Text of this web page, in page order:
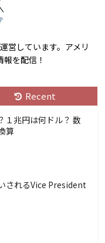
営しています。アメリ
を配信！
Recent
１兆円は何ドル？ 数
算
されるVice President